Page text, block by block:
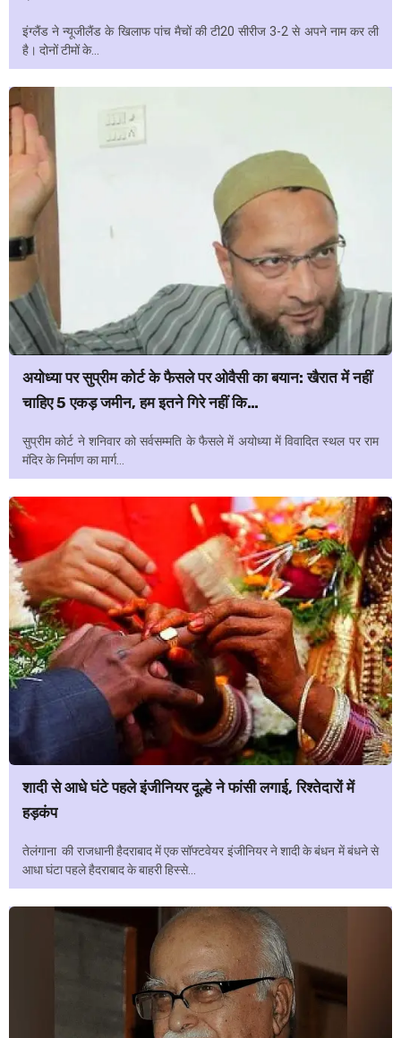
इंग्लैंड ने न्यूजीलैंड के खिलाफ पांच मैचों की टी20 सीरीज 3-2 से अपने नाम कर ली
है। दोनों टीमों के...
अयोध्या पर सुप्रीम कोर्ट के फैसले पर ओवैसी का बयान: खैरात में नहीं
चाहिए 5 एकड़ जमीन, हम इतने गिरे नहीं कि…
सुप्रीम कोर्ट ने शनिवार को सर्वसम्मति के फैसले में अयोध्या में विवादित स्थल पर राम
मंदिर के निर्माण का मार्ग...
शादी से आधे घंटे पहले इंजीनियर दूल्हे ने फांसी लगाई, रिश्तेदारों में
हड़कंप
तेलंगाना की राजधानी हैदराबाद में एक सॉफ्टवेयर इंजीनियर ने शादी के बंधन में बंधने से
आधा घंटा पहले हैदराबाद के बाहरी हिस्से...